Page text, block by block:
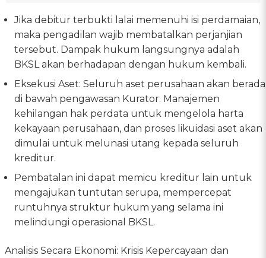
Jika debitur terbukti lalai memenuhi isi perdamaian,
maka pengadilan wajib membatalkan perjanjian
tersebut. Dampak hukum langsungnya adalah
BKSL akan berhadapan dengan hukum kembali.
Eksekusi Aset: Seluruh aset perusahaan akan berada
di bawah pengawasan Kurator. Manajemen
kehilangan hak perdata untuk mengelola harta
kekayaan perusahaan, dan proses likuidasi aset akan
dimulai untuk melunasi utang kepada seluruh
kreditur.
Pembatalan ini dapat memicu kreditur lain untuk
mengajukan tuntutan serupa, mempercepat
runtuhnya struktur hukum yang selama ini
melindungi operasional BKSL.
Analisis Secara Ekonomi: Krisis Kepercayaan dan